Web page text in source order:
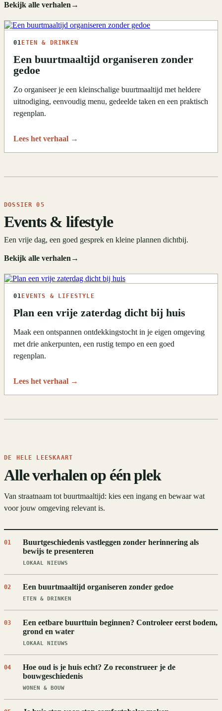
Bekijk alle verhalen→
01 ETEN & DRINKEN
Een buurtmaaltijd organiseren zonder
gedoe
Zo organiseer je een kleinschalige buurtmaaltijd met heldere
uitnodiging, eenvoudig menu, gedeelde taken en een praktisch
regenplan.
Lees het verhaal →
DOSSIER 05
Events & lifestyle
Een vrije dag, een goed gesprek en kleine plannen dichtbij.
Bekijk alle verhalen→
01 EVENTS & LIFESTYLE
Plan een vrije zaterdag dicht bij huis
Maak een ontspannen ontdekkingstocht in je eigen omgeving
met drie ankerpunten, een rustig tempo en een goed
regenplan.
Lees het verhaal →
DE HELE LEESKAART
Alle verhalen op één plek
Van straatnaam tot buurtmaaltijd: kies een ingang en bewaar wat
voor jouw omgeving relevant is.
01
Buurtgeschiedenis vastleggen zonder herinnering als
bewijs te presenteren
LOKAAL NIEUWS
02 Een buurtmaaltijd organiseren zonder gedoe
ETEN & DRINKEN
03
Een eetbare buurttuin beginnen? Controleer eerst bodem,
grond en water
LOKAAL NIEUWS
04
Hoe oud is je huis echt? Zo reconstrueer je de
bouwgeschiedenis
WONEN & BOUW